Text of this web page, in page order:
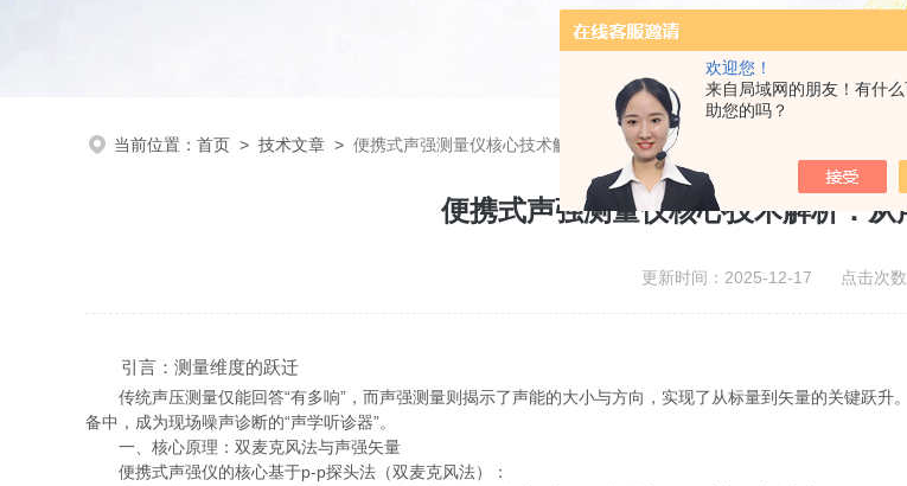
欢迎您！
来自局域网的朋友！有什
助您的吗？
当前位置： 首页 > 技术文章 > 便携式声强测量仪核心技术解析：从声学原理到工程应用
便携式声强测量仪核心技术解析：从
更新时间：2025-12-17 点击次数
引言：测量维度的跃迁
传统声压测量仅能回答“有多响”，而声强测量则揭示了声能的大小与方向，实现了从标量到矢量的关键跃升
备中，成为现场噪声诊断的“声学听诊器”。
一、核心原理：双麦克风法与声强矢量
便携式声强仪的核心基于p-p探头法（双麦克风法）：